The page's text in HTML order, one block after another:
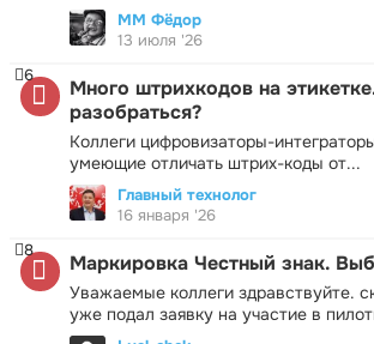
ММ Фёдор
13 июля '26
Много штрихкодов на
разобраться?
Коллеги цифровизаторы-
умеющие отличать штрих-коды от...
6
Главный технолог
16 января '26
Маркировка Честный знак.
Уважаемые коллеги здравствуйте.
уже подал заявку на участие в
8